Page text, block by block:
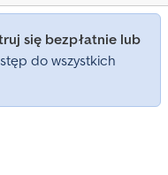
się bezpłatnie lub
do wszystkich